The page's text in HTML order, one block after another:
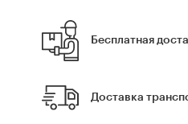
Бесплатная
Доставка